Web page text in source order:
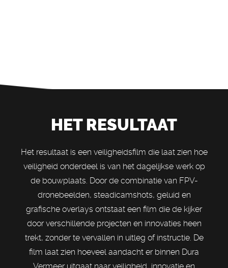
HET RESULTAAT
Het resultaat is een veiligheidsfilm die laat zien hoe
veiligheid onderdeel is van het dagelijkse werk op
de bouwplaats. Door de combinatie van FPV-
dronebeelden, steadicamshots, geluid en
grafische overlays ontstaat een film die de kijker
door verschillende projecten en innovaties heen
trekt, zonder te vervallen in uitleg of instructie. De
film laat zien hoeveel aandacht er binnen Dura
Vermeer uitgaat naar veiligheid, innovatie en